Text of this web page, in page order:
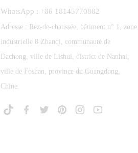
WhatsApp : +86 18145770882
Adresse : Rez-de-chaussée, bâtiment n° 1, zone
industrielle 8 Zhanqi, communauté de
Dachong, ville de Lishui, district de Nanhai,
ville de Foshan, province du Guangdong,
Chine.